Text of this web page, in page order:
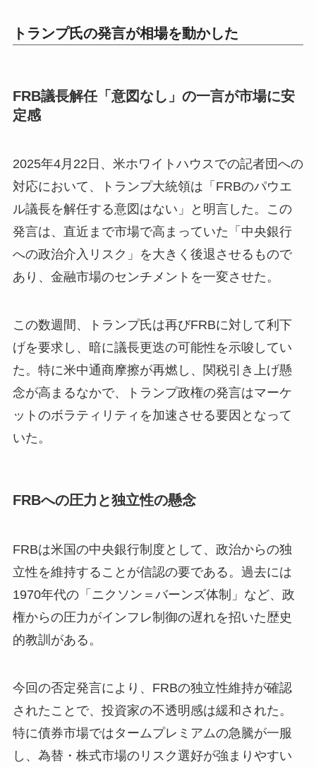
トランプ氏の発言が相場を動かした
FRB議長解任「意図なし」の一言が市場に安
定感
2025年4月22日、米ホワイトハウスでの記者団への
対応において、トランプ大統領は「FRBのパウエ
ル議長を解任する意図はない」と明言した。この
発言は、直近まで市場で高まっていた「中央銀行
への政治介入リスク」を大きく後退させるもので
あり、金融市場のセンチメントを一変させた。
この数週間、トランプ氏は再びFRBに対して利下
げを要求し、暗に議長更迭の可能性を示唆してい
た。特に米中通商摩擦が再燃し、関税引き上げ懸
念が高まるなかで、トランプ政権の発言はマーケ
ットのボラティリティを加速させる要因となって
いた。
FRBへの圧力と独立性の懸念
FRBは米国の中央銀行制度として、政治からの独
立性を維持することが信認の要である。過去には
1970年代の「ニクソン＝バーンズ体制」など、政
権からの圧力がインフレ制御の遅れを招いた歴史
的教訓がある。
今回の否定発言により、FRBの独立性維持が確認
されたことで、投資家の不透明感は緩和された。
特に債券市場ではタームプレミアムの急騰が一服
し、為替・株式市場のリスク選好が強まりやすい